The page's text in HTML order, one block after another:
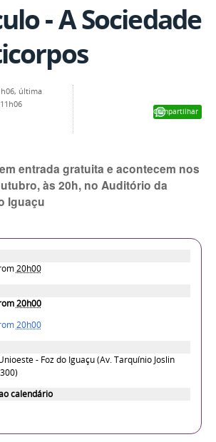
- A Sociedade
Compartilhar
última
entrada gratuita e acontecem nos
às 20h, no Auditório da
Iguaçu
20h00
20h00
20h00
- Foz do Iguaçu (Av. Tarquínio Joslin
calendário